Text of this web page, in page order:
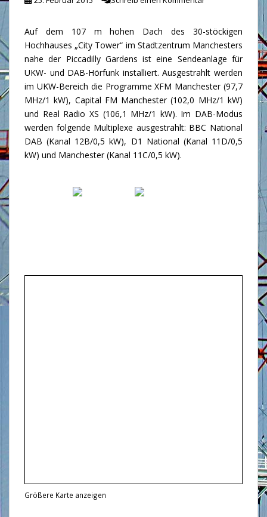
Auf dem 107 m hohen Dach des 30-stöckigen
Hochhauses „City Tower“ im Stadtzentrum Manchesters
nahe der Piccadilly Gardens ist eine Sendeanlage für
UKW- und DAB-Hörfunk installiert. Ausgestrahlt werden
im UKW-Bereich die Programme XFM Manchester (97,7
MHz/1 kW), Capital FM Manchester (102,0 MHz/1 kW)
und Real Radio XS (106,1 MHz/1 kW). Im DAB-Modus
werden folgende Multiplexe ausgestrahlt: BBC National
DAB (Kanal 12B/0,5 kW), D1 National (Kanal 11D/0,5
kW) und Manchester (Kanal 11C/0,5 kW).
Größere Karte anzeigen